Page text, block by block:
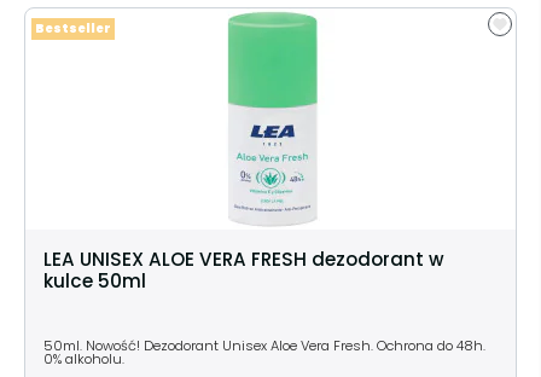
LEA UNISEX ALOE VERA FRESH dezodorant w
kulce 50ml
50ml. Nowość! Dezodorant Unisex Aloe Vera Fresh. Ochrona do 48h.
0% alkoholu.
Bestseller